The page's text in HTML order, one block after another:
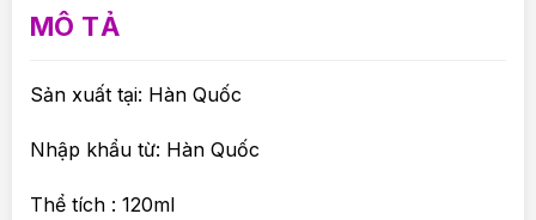
MÔ TẢ
Sản xuất tại: Hàn Quốc
Nhập khẩu từ: Hàn Quốc
Thể tích : 120ml